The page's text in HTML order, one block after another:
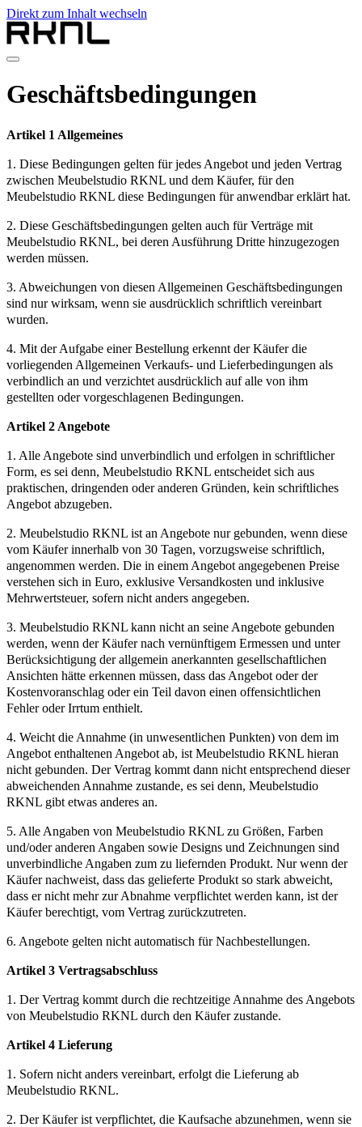
Direkt zum Inhalt wechseln
Home
Produkte
de
nl
de
fr
Geschäftsbedingungen
Artikel 1 Allgemeines
1. Diese Bedingungen gelten für jedes Angebot und jeden Vertrag
zwischen Meubelstudio RKNL und dem Käufer, für den
Meubelstudio RKNL diese Bedingungen für anwendbar erklärt hat.
2. Diese Geschäftsbedingungen gelten auch für Verträge mit
Meubelstudio RKNL, bei deren Ausführung Dritte hinzugezogen
werden müssen.
3. Abweichungen von diesen Allgemeinen Geschäftsbedingungen
sind nur wirksam, wenn sie ausdrücklich schriftlich vereinbart
wurden.
4. Mit der Aufgabe einer Bestellung erkennt der Käufer die
vorliegenden Allgemeinen Verkaufs- und Lieferbedingungen als
verbindlich an und verzichtet ausdrücklich auf alle von ihm
gestellten oder vorgeschlagenen Bedingungen.
Artikel 2 Angebote
1. Alle Angebote sind unverbindlich und erfolgen in schriftlicher
Form, es sei denn, Meubelstudio RKNL entscheidet sich aus
praktischen, dringenden oder anderen Gründen, kein schriftliches
Angebot abzugeben.
2. Meubelstudio RKNL ist an Angebote nur gebunden, wenn diese
vom Käufer innerhalb von 30 Tagen, vorzugsweise schriftlich,
angenommen werden. Die in einem Angebot angegebenen Preise
verstehen sich in Euro, exklusive Versandkosten und inklusive
Mehrwertsteuer, sofern nicht anders angegeben.
3. Meubelstudio RKNL kann nicht an seine Angebote gebunden
werden, wenn der Käufer nach vernünftigem Ermessen und unter
Berücksichtigung der allgemein anerkannten gesellschaftlichen
Ansichten hätte erkennen müssen, dass das Angebot oder der
Kostenvoranschlag oder ein Teil davon einen offensichtlichen
Fehler oder Irrtum enthielt.
4. Weicht die Annahme (in unwesentlichen Punkten) von dem im
Angebot enthaltenen Angebot ab, ist Meubelstudio RKNL hieran
nicht gebunden. Der Vertrag kommt dann nicht entsprechend dieser
abweichenden Annahme zustande, es sei denn, Meubelstudio
RKNL gibt etwas anderes an.
5. Alle Angaben von Meubelstudio RKNL zu Größen, Farben
und/oder anderen Angaben sowie Designs und Zeichnungen sind
unverbindliche Angaben zum zu liefernden Produkt. Nur wenn der
Käufer nachweist, dass das gelieferte Produkt so stark abweicht,
dass er nicht mehr zur Abnahme verpflichtet werden kann, ist der
Käufer berechtigt, vom Vertrag zurückzutreten.
6. Angebote gelten nicht automatisch für Nachbestellungen.
Artikel 3 Vertragsabschluss
1. Der Vertrag kommt durch die rechtzeitige Annahme des Angebots
von Meubelstudio RKNL durch den Käufer zustande.
Artikel 4 Lieferung
1. Sofern nicht anders vereinbart, erfolgt die Lieferung ab
Meubelstudio RKNL.
2. Der Käufer ist verpflichtet, die Kaufsache abzunehmen, wenn sie